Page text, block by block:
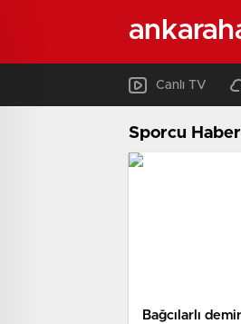
Canlı TV
Sporcu
Bağcılarlı